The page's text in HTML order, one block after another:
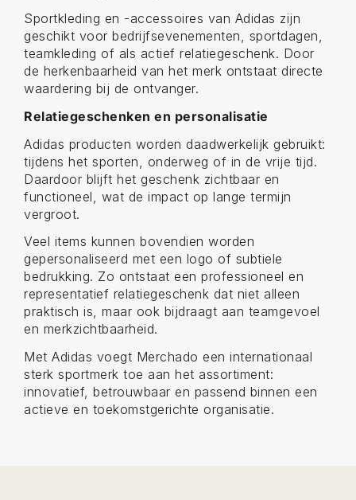
Sportkleding en -accessoires van Adidas zijn
geschikt voor bedrijfsevenementen, sportdagen,
teamkleding of als actief relatiegeschenk. Door
de herkenbaarheid van het merk ontstaat directe
waardering bij de ontvanger.
Relatiegeschenken en personalisatie
Adidas producten worden daadwerkelijk gebruikt:
tijdens het sporten, onderweg of in de vrije tijd.
Daardoor blijft het geschenk zichtbaar en
functioneel, wat de impact op lange termijn
vergroot.
Veel items kunnen bovendien worden
gepersonaliseerd met een logo of subtiele
bedrukking. Zo ontstaat een professioneel en
representatief relatiegeschenk dat niet alleen
praktisch is, maar ook bijdraagt aan teamgevoel
en merkzichtbaarheid.
Met Adidas voegt Merchado een internationaal
sterk sportmerk toe aan het assortiment:
innovatief, betrouwbaar en passend binnen een
actieve en toekomstgerichte organisatie.